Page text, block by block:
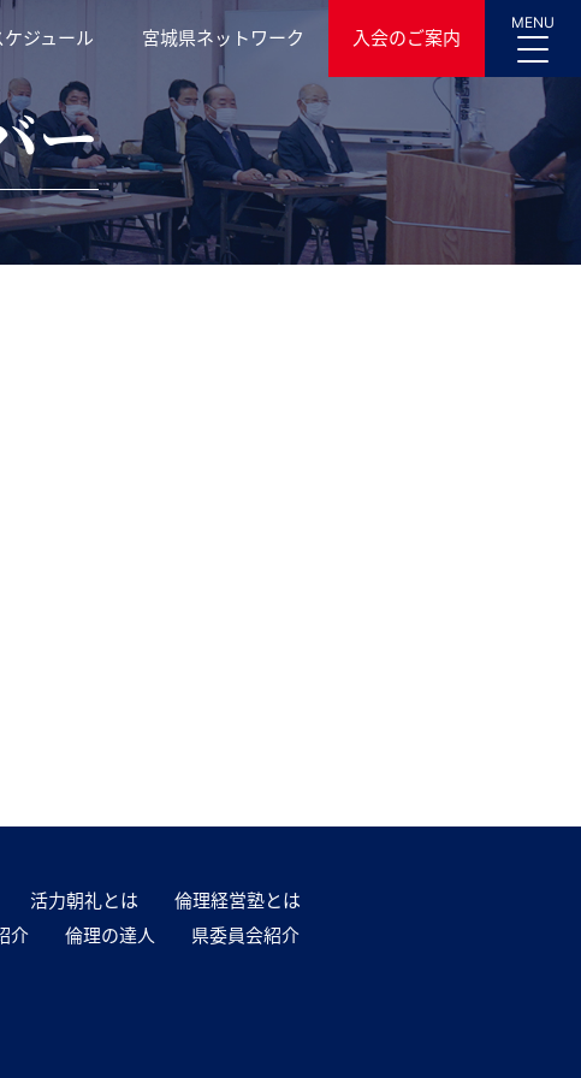
ジュール 宮城県ネットワーク 入会のご案内
MENU
ー
活力朝礼とは
倫理経営塾とは
介 倫理の達人
県委員会紹介